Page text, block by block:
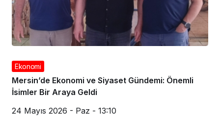
Ekonomi
Mersin’de Ekonomi ve Siyaset Gündemi: Önemli
İsimler Bir Araya Geldi
24 Mayıs 2026 - Paz - 13:10